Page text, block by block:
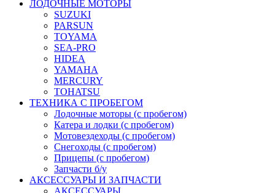
ЛОДОЧНЫЕ МОТОРЫ
SUZUKI
PARSUN
TOYAMA
SEA-PRO
HIDEA
YAMAHA
MERCURY
TOHATSU
ТЕХНИКА С ПРОБЕГОМ
Лодочные моторы (с пробегом)
Катера и лодки (с пробегом)
Мотовездеходы (с пробегом)
Снегоходы (с пробегом)
Прицепы (с пробегом)
Запчасти б/у
АКСЕССУАРЫ И ЗАПЧАСТИ
АКСЕССУАРЫ